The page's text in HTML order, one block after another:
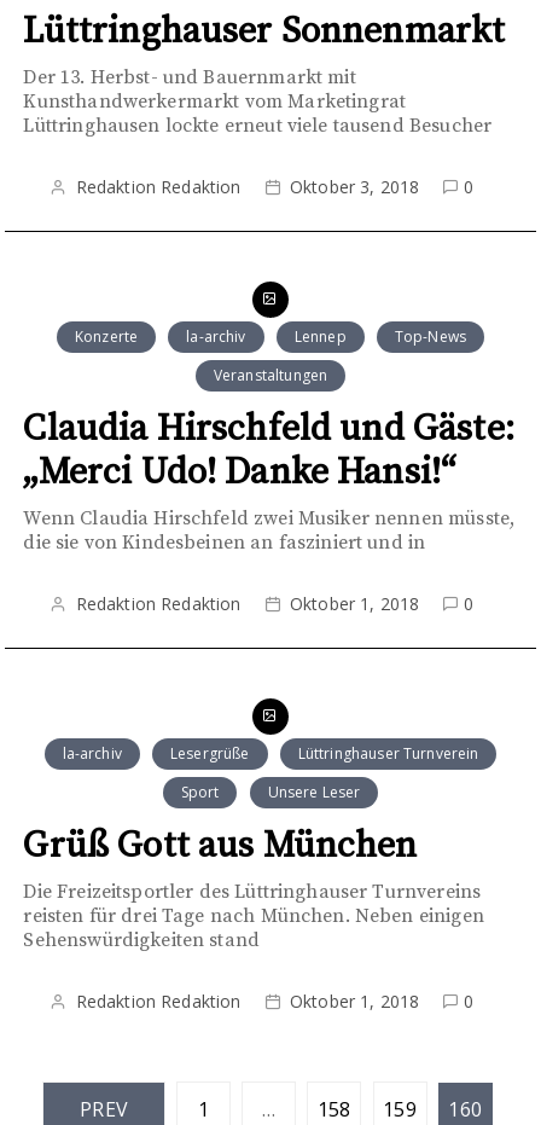
Lüttringhauser Sonnenmarkt
Der 13. Herbst- und Bauernmarkt mit
Kunsthandwerkermarkt vom Marketingrat
Lüttringhausen lockte erneut viele tausend Besucher
Redaktion Redaktion Oktober 3, 2018 0
Konzerte la-archiv Lennep
Top-News
Veranstaltungen
Claudia Hirschfeld und Gäste:
„Merci Udo! Danke Hansi!“
Wenn Claudia Hirschfeld zwei Musiker nennen müsste,
die sie von Kindesbeinen an fasziniert und in
Redaktion Redaktion Oktober 1, 2018 0
la-archiv Lesergrüße
Lüttringhauser Turnverein
Sport
Unsere Leser
Grüß Gott aus München
Die Freizeitsportler des Lüttringhauser Turnvereins
reisten für drei Tage nach München. Neben einigen
Sehenswürdigkeiten stand
Redaktion Redaktion Oktober 1, 2018 0
PREV 1 … 158 159 160